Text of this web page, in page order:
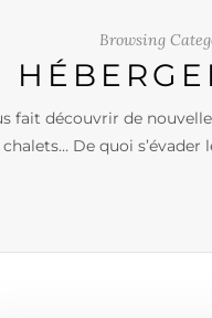
Browsing
fait découvrir de
chalets… De quoi s’évader